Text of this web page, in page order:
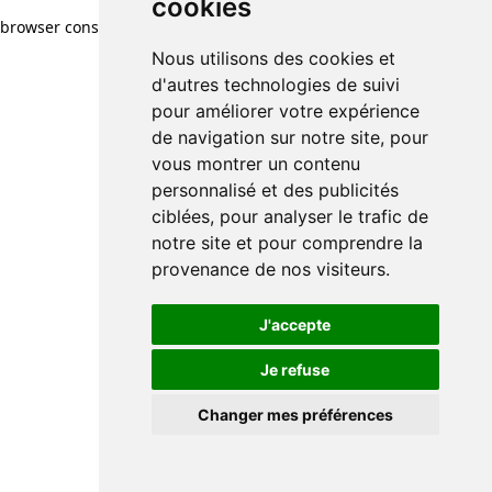
cookies
Nous utilisons des cookies et
d'autres technologies de suivi
pour améliorer votre expérience
de navigation sur notre site, pour
vous montrer un contenu
personnalisé et des publicités
ciblées, pour analyser le trafic de
notre site et pour comprendre la
provenance de nos visiteurs.
J'accepte
Je refuse
Changer mes préférences
browser console for more information)